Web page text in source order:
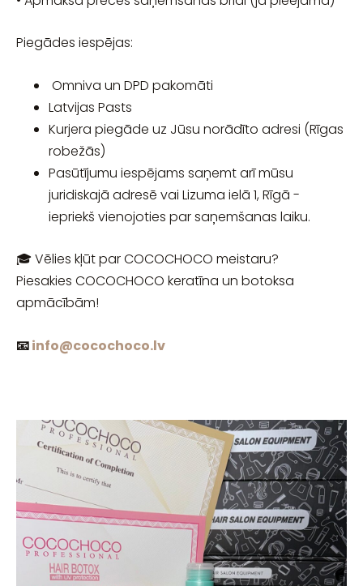
Piegādes iespējas:
Omniva un DPD pakomāti
Latvijas Pasts
Kurjera piegāde uz Jūsu norādīto adresi (Rīgas
robežās)
Pasūtījumu iespējams saņemt arī mūsu
juridiskajā adresē vai Lizuma ielā 1, Rīgā -
iepriekš vienojoties par saņemšanas laiku.
🎓 Vēlies kļūt par COCOCHOCO meistaru?
Piesakies COCOCHOCO keratīna un botoksa
apmācībām!
📧info@cocochoco.lv